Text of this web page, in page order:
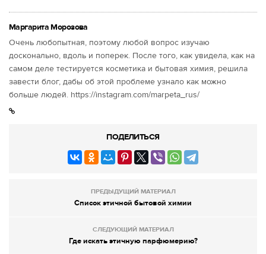
Маргарита Морозова
Очень любопытная, поэтому любой вопрос изучаю
досконально, вдоль и поперек. После того, как увидела, как на
самом деле тестируется косметика и бытовая химия, решила
завести блог, дабы об этой проблеме узнало как можно
больше людей. https://instagram.com/marpeta_rus/
ПОДЕЛИТЬСЯ
ПРЕДЫДУЩИЙ МАТЕРИАЛ
Список этичной бытовой химии
СЛЕДУЮЩИЙ МАТЕРИАЛ
Где искать этичную парфюмерию?